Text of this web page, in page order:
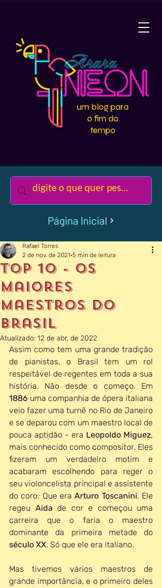
um blog para
o fim do
tempo
Página Inicial
Top 10 - Os
Maiores
Maestros do
Brasil
Rafael Torres
2 de nov. de 2021 5 min de leitura
Atualizado: 12 de abr. de 2022
Assim como tem uma grande tradição
de pianistas, o Brasil tem um rol
respeitável de regentes em toda a sua
1886 uma companhia de ópera italiana
veio fazer uma turnê no Rio de Janeiro
e se deparou com um maestro local de
pouca aptidão - era Leopoldo Miguez,
mais conhecido como compositor. Eles
fizeram um verdadeiro motim e
acabaram escolhendo para reger o
seu violoncelista principal e assistente
do coro. Que era Arturo Toscanini. Ele
regeu Aida de cor e começou uma
carreira que o faria o maestro
século XX. Só que ele era italiano.
Mas tivemos vários maestros de
grande importância, e o primeiro deles